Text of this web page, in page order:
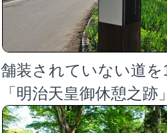
舗装されていない道
「明治天皇御休憩之